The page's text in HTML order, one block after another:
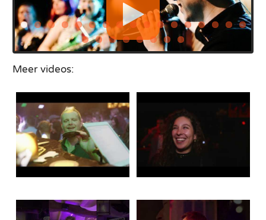
Meer videos: